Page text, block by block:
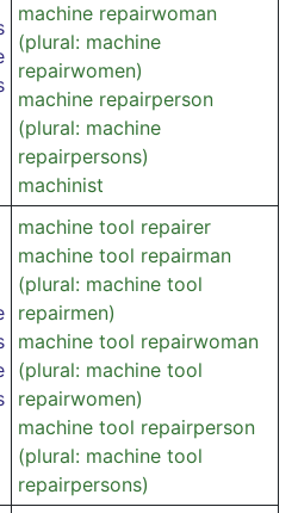
machine repairwoman
(plural: machine
repairwomen)
machine repairperson
(plural: machine
repairpersons)
machinist
machine tool repairer
machine tool repairman
(plural: machine tool
repairmen)
machine tool repairwoman
(plural: machine tool
repairwomen)
machine tool repairperson
(plural: machine tool
repairpersons)